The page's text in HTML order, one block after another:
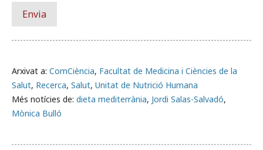
Arxivat a: ComCiència, Facultat de Medicina i Ciències de la
Salut, Recerca, Salut, Unitat de Nutrició Humana
Més notícies de: dieta mediterrània, Jordi Salas-Salvadó,
Mònica Bulló